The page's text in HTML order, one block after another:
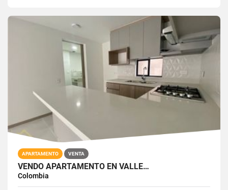
APARTAMENTO VENTA
VENDO APARTAMENTO EN VALLE…
Colombia